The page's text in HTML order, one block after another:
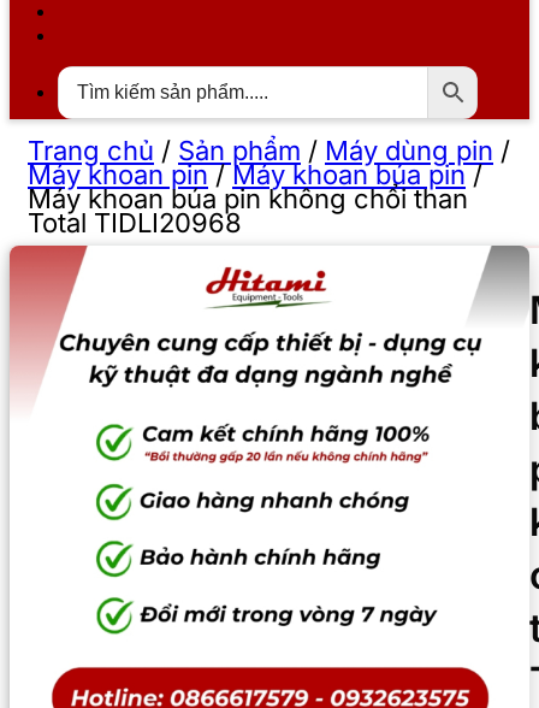
Trang chủ / Sản phẩm / Máy dùng pin /
Máy khoan pin/Máy khoan búa pin/
Máy khoan búa pin không chổi than
Total TIDLI20968